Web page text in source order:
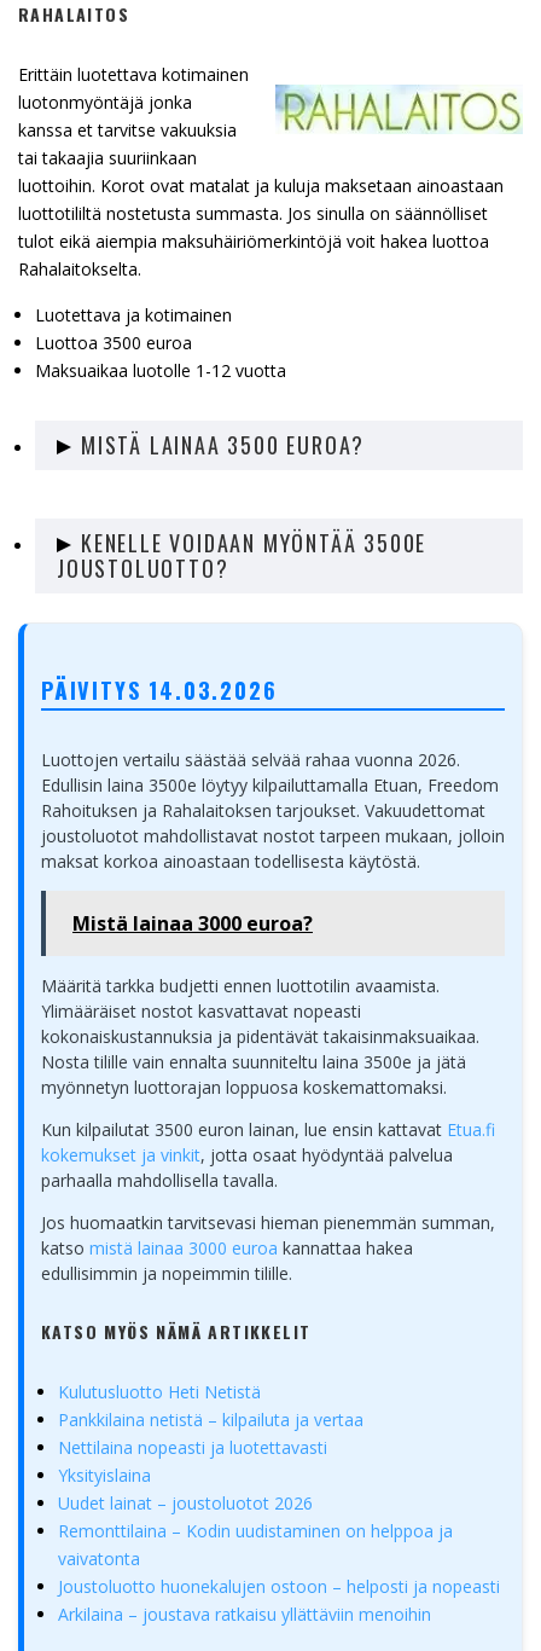
RAHALAITOS
Erittäin luotettava kotimainen
luotonmyöntäjä jonka
kanssa et tarvitse vakuuksia
tai takaajia suuriinkaan
luottoihin. Korot ovat matalat ja kuluja maksetaan ainoastaan
luottotililtä nostetusta summasta. Jos sinulla on säännölliset
tulot eikä aiempia maksuhäiriömerkintöjä voit hakea luottoa
Rahalaitokselta.
Luotettava ja kotimainen
Luottoa 3500 euroa
Maksuaikaa luotolle 1-12 vuotta
MISTÄ LAINAA 3500 EUROA?
KENELLE VOIDAAN MYÖNTÄÄ 3500E
JOUSTOLUOTTO?
Sinulta vaaditaan vähintään 18v ikää sekä kelvollista
PÄIVITYS 14.03.2026
Luottojen vertailu säästää selvää rahaa vuonna 2026.
Edullisin laina 3500e löytyy kilpailuttamalla Etuan, Freedom
Rahoituksen ja Rahalaitoksen tarjoukset. Vakuudettomat
joustoluotot mahdollistavat nostot tarpeen mukaan, jolloin
maksat korkoa ainoastaan todellisesta käytöstä.
Mistä lainaa 3000 euroa?
Määritä tarkka budjetti ennen luottotilin avaamista.
Ylimääräiset nostot kasvattavat nopeasti
kokonaiskustannuksia ja pidentävät takaisinmaksuaikaa.
Nosta tilille vain ennalta suunniteltu laina 3500e ja jätä
myönnetyn luottorajan loppuosa koskemattomaksi.
Kun kilpailutat 3500 euron lainan, lue ensin kattavat Etua.fi
kokemukset ja vinkit, jotta osaat hyödyntää palvelua
parhaalla mahdollisella tavalla.
Jos huomaatkin tarvitsevasi hieman pienemmän summan,
katso mistä lainaa 3000 euroa kannattaa hakea
edullisimmin ja nopeimmin tilille.
KATSO MYÖS NÄMÄ ARTIKKELIT
Kulutusluotto Heti Netistä
Pankkilaina netistä – kilpailuta ja vertaa
Nettilaina nopeasti ja luotettavasti
Yksityislaina
Uudet lainat – joustoluotot 2026
Remonttilaina – Kodin uudistaminen on helppoa ja
vaivatonta
Joustoluotto huonekalujen ostoon – helposti ja nopeasti
Arkilaina – joustava ratkaisu yllättäviin menoihin